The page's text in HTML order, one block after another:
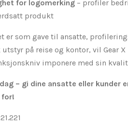
for logomerking – profiler
produkt
er som gave til ansatte,
på reise og kontor, vil Gear X
imponere med sin
– gi dine ansatte eller kunder
for!